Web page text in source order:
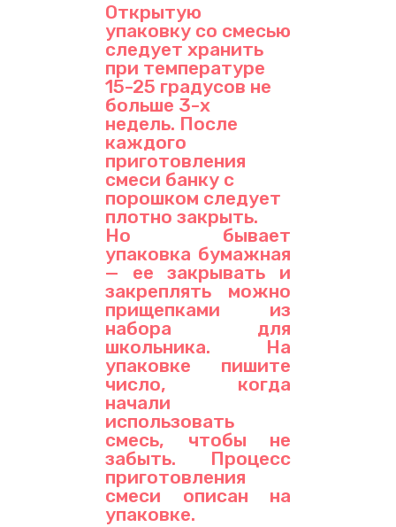
Открытую
упаковку со смесью
следует хранить
при температуре
15-25 градусов не
больше 3-х
недель. После
каждого
приготовления
смеси банку с
порошком следует
плотно закрыть.
Но бывает
упаковка бумажная
— ее закрывать и
закреплять можно
прищепками из
набора для
школьника. На
упаковке пишите
число, когда
начали
использовать
смесь, чтобы не
забыть. Процесс
приготовления
смеси описан на
упаковке.